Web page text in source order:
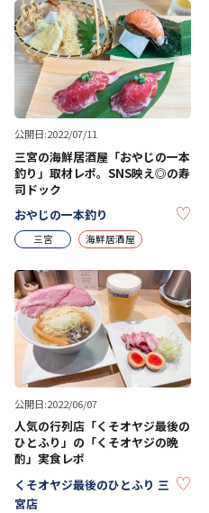
KEEP
公開日:2022/07/11
三宮の海鮮居酒屋「おやじの一本
釣り」取材レポ。SNS映え◎の寿
司ドック
おやじの一本釣り
三宮 海鮮居酒屋
KEEP
公開日:2022/06/07
人気の行列店「くそオヤジ最後の
ひとふり」の「くそオヤジの晩
酌」実食レポ
くそオヤジ最後のひとふり 三
宮店